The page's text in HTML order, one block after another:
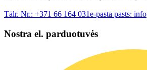
Tālr. Nr.: +371 66 164 031e-pasta pasts:
Nostra el. parduotuvės